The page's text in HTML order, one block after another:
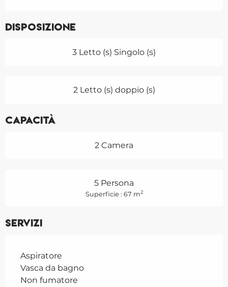
Disposizione
3 Letto (s) Singolo (s)
2 Letto (s) doppio (s)
Capacità
2 Camera
5 Persona
Superficie : 67 m2
Servizi
Aspiratore
Vasca da bagno
Non fumatore